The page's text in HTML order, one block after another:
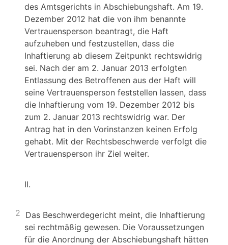
des Amtsgerichts in Abschiebungshaft. Am 19.
Dezember 2012 hat die von ihm benannte
Vertrauensperson beantragt, die Haft
aufzuheben und festzustellen, dass die
Inhaftierung ab diesem Zeitpunkt rechtswidrig
sei. Nach der am 2. Januar 2013 erfolgten
Entlassung des Betroffenen aus der Haft will
seine Vertrauensperson feststellen lassen, dass
die Inhaftierung vom 19. Dezember 2012 bis
zum 2. Januar 2013 rechtswidrig war. Der
Antrag hat in den Vorinstanzen keinen Erfolg
gehabt. Mit der Rechtsbeschwerde verfolgt die
Vertrauensperson ihr Ziel weiter.
II.
2 Das Beschwerdegericht meint, die Inhaftierung
sei rechtmäßig gewesen. Die Voraussetzungen
für die Anordnung der Abschiebungshaft hätten